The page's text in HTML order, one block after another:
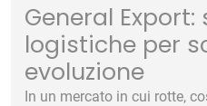
General Export:
logistiche per
evoluzione
In un mercato in cui rotte,